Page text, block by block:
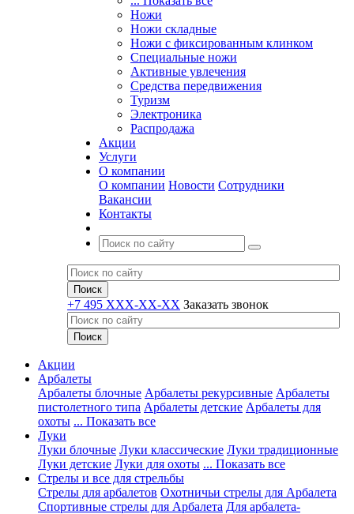
Ножи
Ножи складные
Ножи с фиксированным клинком
Специальные ножи
Активные увлечения
Средства передвижения
Туризм
Электроника
Распродажа
Акции
Услуги
О компании
О компании Новости Сотрудники
Вакансии
Контакты
+7 495 XXX-XX-XX Заказать звонок
Акции
Арбалеты
Арбалеты блочные Арбалеты рекурсивные Арбалеты
пистолетного типа Арбалеты детские Арбалеты для
охоты ... Показать все
Луки
Луки блочные Луки классические Луки традиционные
Луки детские Луки для охоты ... Показать все
Стрелы и все для стрельбы
Стрелы для арбалетов Охотничьи стрелы для Арбалета
Спортивные стрелы для Арбалета Для арбалета-